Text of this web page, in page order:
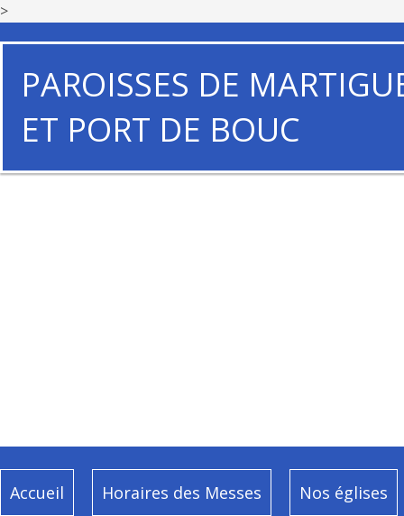
>
PAROISSES DE
ET PORT DE BOUC
Accueil Horaires des Messes Nos églises